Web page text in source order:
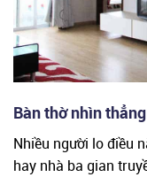
Bàn thờ nhìn
Nhiều người lo điều
hay nhà ba gian